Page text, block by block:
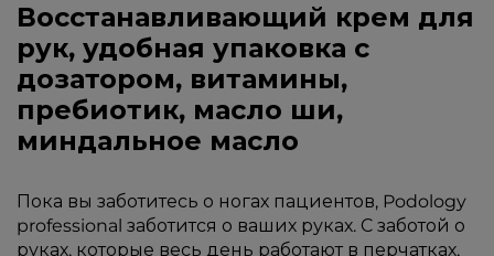
Восстанавливающий крем для
рук, удобная упаковка с
дозатором, витамины,
пребиотик, масло ши,
миндальное масло
Пока вы заботитесь о ногах пациентов, Podology
professional заботится о ваших руках. С заботой о
руках, которые весь день работают в перчатках,